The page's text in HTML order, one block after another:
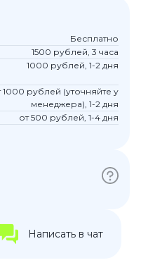
Бесплатно
1500 рублей, 3 часа
1000 рублей, 1-2 дня
1000 рублей (уточняйте у
менеджера), 1-2 дня
от 500 рублей, 1-4 дня
Написать в чат